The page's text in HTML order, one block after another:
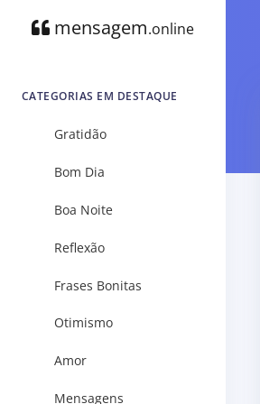
mensagem.online
CATEGORIAS EM DESTAQUE
Gratidão
Bom Dia
Boa Noite
Reflexão
Frases Bonitas
Otimismo
Amor
Mensagens